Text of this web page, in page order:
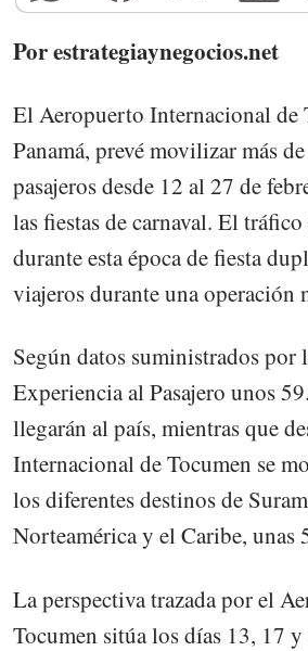
Por estrategiaynegocios.net
El Aeropuerto Internacional de
Panamá, prevé movilizar más
pasajeros desde 12 al 27 de
las fiestas de carnaval. El tráfico
durante esta época de fiesta
viajeros durante una operación
Según datos suministrados por
Experiencia al Pasajero unos
llegarán al país, mientras que
Internacional de Tocumen se
los diferentes destinos de
Norteamérica y el Caribe, unas
La perspectiva trazada por el
Tocumen sitúa los días 13, 17